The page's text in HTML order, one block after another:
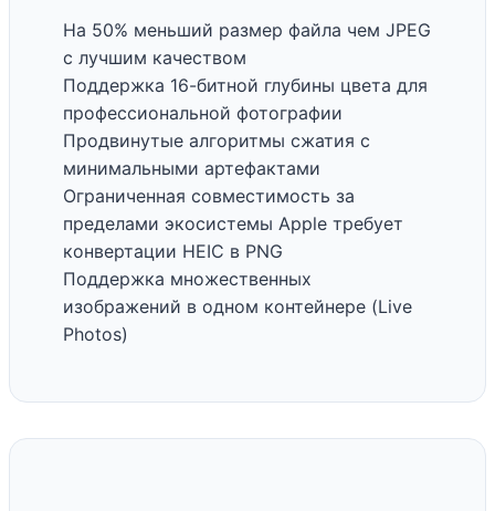
На 50% меньший размер файла чем JPEG
с лучшим качеством
Поддержка 16-битной глубины цвета для
профессиональной фотографии
Продвинутые алгоритмы сжатия с
минимальными артефактами
Ограниченная совместимость за
пределами экосистемы Apple требует
конвертации HEIC в PNG
Поддержка множественных
изображений в одном контейнере (Live
Photos)